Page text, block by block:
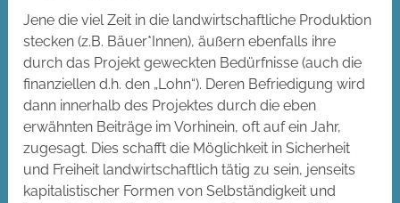
Jene die viel Zeit in die landwirtschaftliche Produktion
stecken (z.B. Bäuer*Innen), äußern ebenfalls ihre
durch das Projekt geweckten Bedürfnisse (auch die
finanziellen d.h. den „Lohn“). Deren Befriedigung wird
dann innerhalb des Projektes durch die eben
erwähnten Beiträge im Vorhinein, oft auf ein Jahr,
zugesagt. Dies schafft die Möglichkeit in Sicherheit
und Freiheit landwirtschaftlich tätig zu sein, jenseits
kapitalistischer Formen von Selbständigkeit und